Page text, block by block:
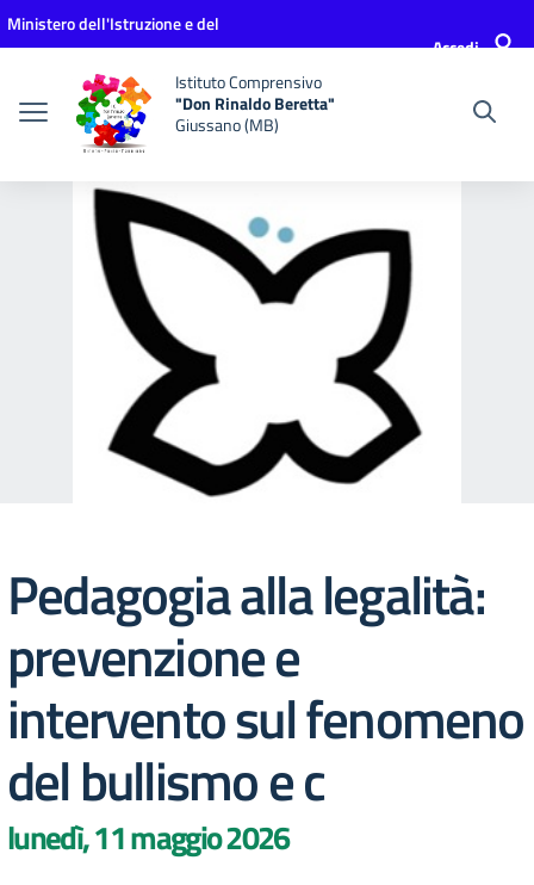
Vai ai contenuti
Vai al menu di navigazione
Vai al footer
Ministero dell'Istruzione e del
Accedi
Istituto Comprensivo
"Don Rinaldo Beretta"
Giussano (MB)
Pedagogia alla legalità:
prevenzione e
intervento sul fenomeno
del bullismo e c
lunedì, 11 maggio 2026